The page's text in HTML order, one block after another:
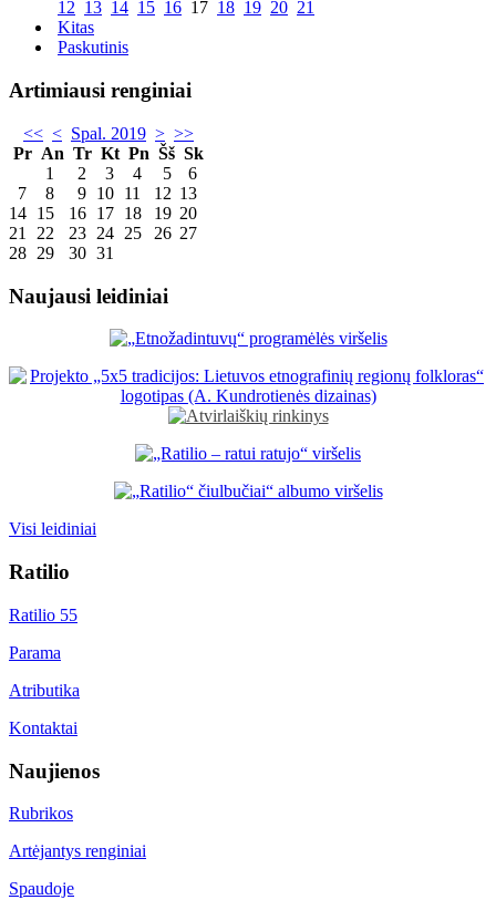
12 13 14 15 16 17 18 19 20 21
Kitas
Paskutinis
Artimiausi renginiai
<< < Spal. 2019 > >>
Pr An Tr Kt Pn Šš Sk
1
2 3 4 5
6
7
8 9 10 11 12 13
14 15 16 17 18 19 20
21
22 23 24 25 26 27
28 29 30 31
Naujausi leidiniai
Visi leidiniai
Ratilio
Ratilio 55
Parama
Atributika
Kontaktai
Naujienos
Rubrikos
Artėjantys renginiai
Spaudoje